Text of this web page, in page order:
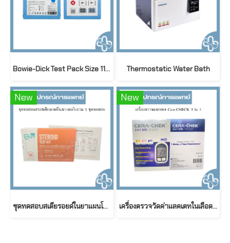
Bowie-Dick Test Pack Size 115 mm x 125 mm สำหรับเครื่องนึ่งฆ่าเชื้อระบบสุญญากาศ Thermostatic Water Bath
New
ชุดทดสอบสเตียรอยด์ในยาแผนโบราณในยาแผนโบราณ (Steroid test kit)
New
เครื่องตรวจวัดค่าแลคเตทในเลือด CERA-CHEK 3 in 1 GHL (Glucose, Hemoglobin, Lactate)